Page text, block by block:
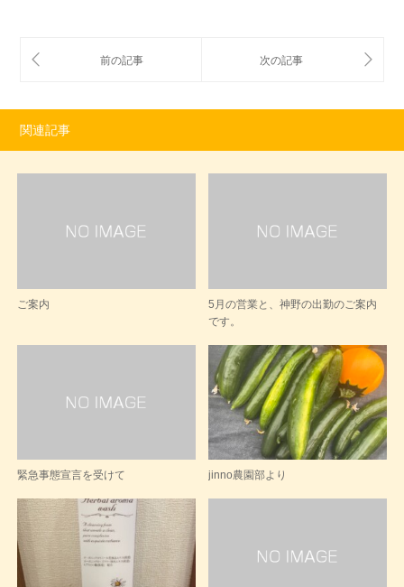
関連記事
ご案内
5月の営業と、神野の出勤のご案内
です。
緊急事態宣言を受けて jinno農園部より